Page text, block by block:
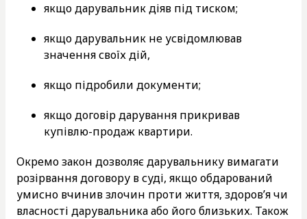
якщо дарувальник діяв під тиском;
якщо дарувальник не усвідомлював
значення своїх дій,
якщо підробили документи;
якщо договір дарування прикривав
купівлю-продаж квартири.
Окремо закон дозволяє дарувальнику вимагати
розірвання договору в суді, якщо обдарований
умисно вчинив злочин проти життя, здоров’я чи
власності дарувальника або його близьких. Також